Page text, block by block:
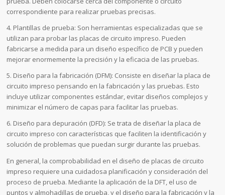
correspondiente para realizar pruebas precisas.
4. Plantillas de prueba: Son herramientas especializadas que se
utilizan para probar las placas de circuito impreso. Pueden
fabricarse a medida para un diseño específico de PCB y pueden
mejorar enormemente la precisión y la eficacia de las pruebas.
5. Diseño para la fabricación (DFM): Consiste en diseñar la placa de
circuito impreso pensando en la fabricación y las pruebas. Esto
incluye utilizar componentes estándar, evitar diseños complejos y
minimizar el número de capas para facilitar las pruebas.
6. Diseño para depuración (DFD): Se trata de diseñar la placa de
circuito impreso con características que faciliten la identificación y
solución de problemas que puedan surgir durante las pruebas.
En general, la comprobabilidad en el diseño de placas de circuito
impreso requiere una cuidadosa planificación y consideración del
proceso de prueba. Mediante la aplicación de la DFT, el uso de
puntos y almohadillas de prueba, y el diseño para la fabricación y la